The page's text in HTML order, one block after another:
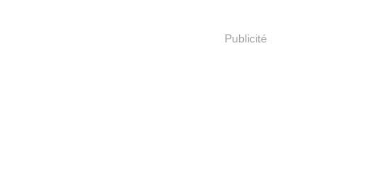
Publicité